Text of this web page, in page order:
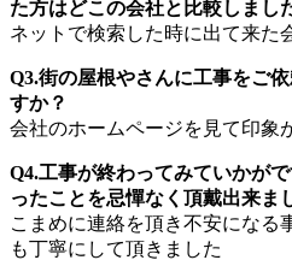
た方はどこの会社と比較しまし
ネットで検索した時に出て来た
Q3.街の屋根やさんに工事をご
すか？
会社のホームページを見て印象
Q4.工事が終わってみていかが
ったことを忌憚なく頂戴出来ま
こまめに連絡を頂き不安になる
も丁寧にして頂きました